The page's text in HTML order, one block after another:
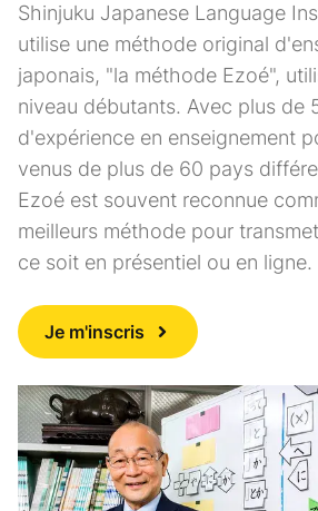
Shinjuku Japanese Language
utilise une méthode original
japonais, "la méthode Ezoé",
niveau débutants. Avec plus de
d'expérience en enseignement
venus de plus de 60 pays
Ezoé est souvent reconnue
meilleurs méthode pour
ce soit en présentiel ou en ligne.
Je m'inscris